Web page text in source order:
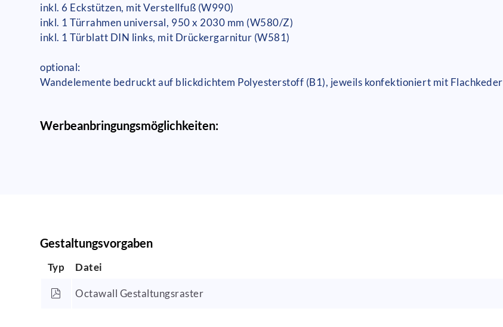
inkl. 6 Eckstützen, mit Verstellfuß (W990)
inkl. 1 Türrahmen universal, 950 x 2030 mm (W580/Z)
inkl. 1 Türblatt DIN links, mit Drückergarnitur (W581)
optional:
Wandelemente bedruckt auf blickdichtem Polyesterstoff (B1), jeweils konfektioniert mit Flachkeder
Werbeanbringungsmöglichkeiten:
Gestaltungsvorgaben
Typ Datei
Octawall Gestaltungsraster